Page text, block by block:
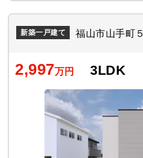
新築一戸建て 福山市山手町５
2,997万円 3LDK